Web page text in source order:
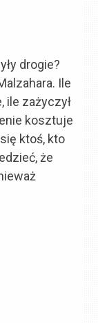
drogie?
Ile
ile zażyczył
kosztuje
ktoś, kto
że